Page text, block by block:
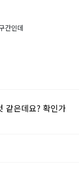
간인데
같은데요? 확인가